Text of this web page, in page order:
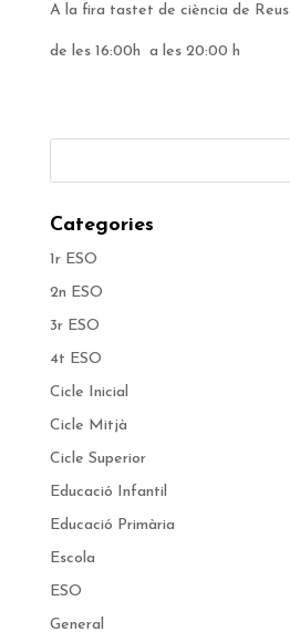
A la fira tastet de ciència de Reus
de les 16:00h a les 20:00 h
Categories
1r ESO
2n ESO
3r ESO
4t ESO
Cicle Inicial
Cicle Mitjà
Cicle Superior
Educació Infantil
Educació Primària
Escola
ESO
General